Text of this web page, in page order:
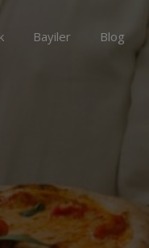
Bayiler Blog